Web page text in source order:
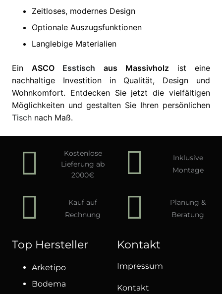
Zeitloses, modernes Design
Optionale Auszugsfunktionen
Langlebige Materialien
EinASCO Esstisch aus Massivholz ist eine
nachhaltige Investition in Qualität, Design und
Wohnkomfort. Entdecken Sie jetzt die vielfältigen
Möglichkeiten und gestalten Sie Ihren persönlichen
Tisch nach Maß.
Kostenlose
Lieferung ab
2000€
Inklusive
Montage
Kauf auf
Rechnung
Planung &
Beratung
Top Hersteller
Arketipo
Bodema
Kontakt
Impressum
Kontakt